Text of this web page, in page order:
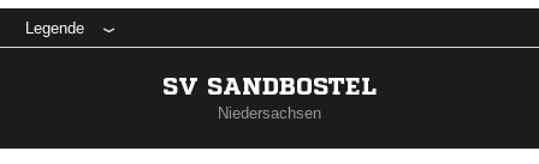
Legende
SV SANDBOSTEL
Niedersachsen